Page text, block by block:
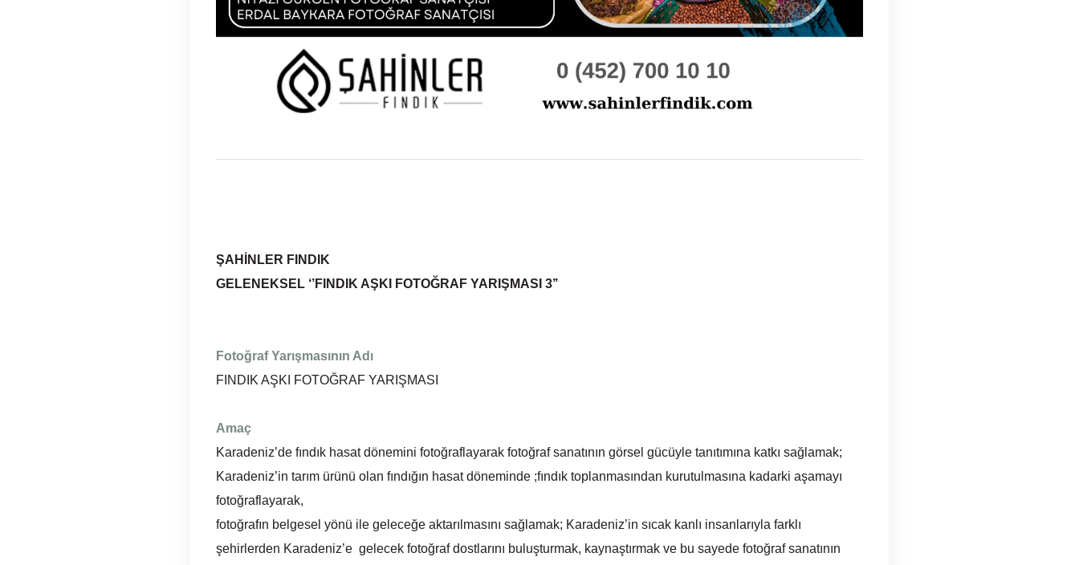
ŞAHİNLER FINDIK
GELENEKSEL ‘’FINDIK AŞKI FOTOĞRAF YARIŞMASI 3’’
Fotoğraf Yarışmasının Adı
FINDIK AŞKI FOTOĞRAF YARIŞMASI
Amaç
Karadeniz’de fındık hasat dönemini fotoğraflayarak fotoğraf sanatının görsel gücüyle tanıtımına katkı sağlamak;
Karadeniz’in tarım ürünü olan fındığın hasat döneminde ;fındık toplanmasından kurutulmasına kadarki aşamayı
fotoğraflayarak,
fotoğrafın belgesel yönü ile geleceğe aktarılmasını sağlamak; Karadeniz’in sıcak kanlı insanlarıyla farklı
şehirlerden Karadeniz’e gelecek fotoğraf dostlarını buluşturmak, kaynaştırmak ve bu sayede fotoğraf sanatının